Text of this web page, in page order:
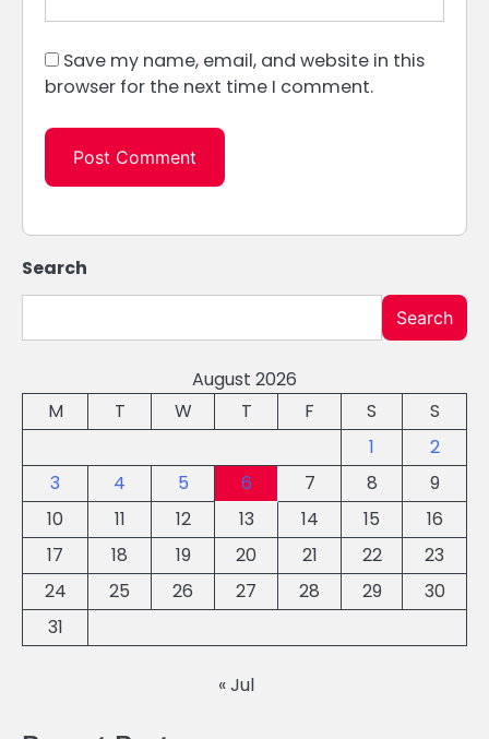
Save my name, email, and website in this
browser for the next time I comment.
Search
Search
August 2026
M
T W T F S
S
1
2
3
4 5 6 7 8
9
10
11 12 13 14 15
16
17
18 19 20 21 22
23
24
25 26 27 28 29
30
31
« Jul